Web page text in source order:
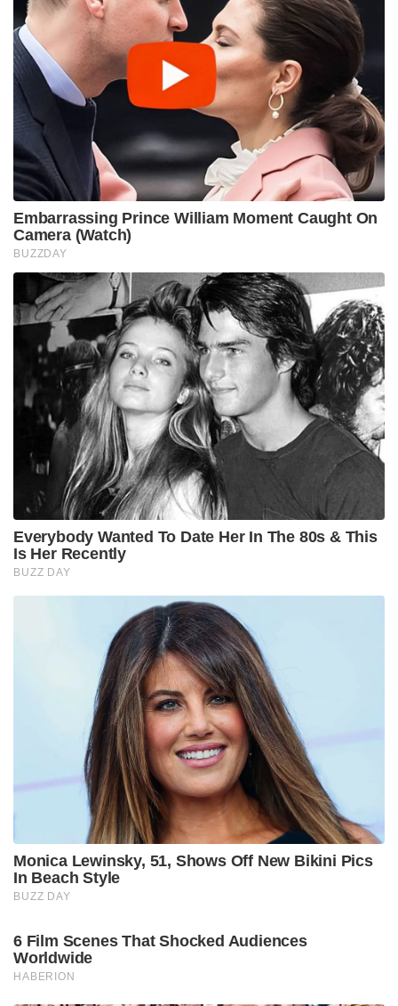
Embarrassing Prince William Moment Caught On
Camera (Watch)
BUZZDAY
Everybody Wanted To Date Her In The 80s & This
Is Her Recently
BUZZ DAY
Monica Lewinsky, 51, Shows Off New Bikini Pics
In Beach Style
BUZZ DAY
6 Film Scenes That Shocked Audiences
Worldwide
HABERION